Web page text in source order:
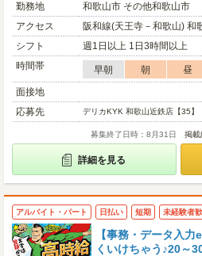
勤務地
和歌山市 その他和歌山市
アクセス
阪和線(天王寺－和歌山) 和
シフト
週1日以上 1日3時間以上
時間帯
早朝 朝 昼
面接地
応募先
デリカKYK 和歌山近鉄店【35】
募集終了日時：8月31日 掲載
詳細を見る
アルバイト・パート 日払い 短期 未経験者
【事務・データ入
くいけちゃう♪20～